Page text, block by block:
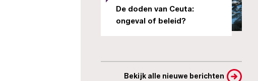
De doden van Ceuta:
ongeval of beleid?
Bekijk alle nieuwe berichten